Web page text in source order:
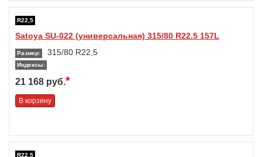
R22,5
Satoya SU-022 (универсальная) 315/80 R22.5 157L
Размер: 315/80 R22,5
Индексы:
21 168 руб.*
В корзину
R22,5